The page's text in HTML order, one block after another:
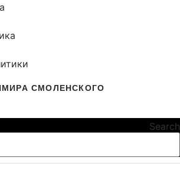
СМОЛЕНСКОГО
Search